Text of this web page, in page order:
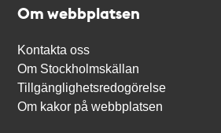
Om webbplatsen
Kontakta oss
Om Stockholmskällan
Tillgänglighetsredogörelse
Om kakor på webbplatsen